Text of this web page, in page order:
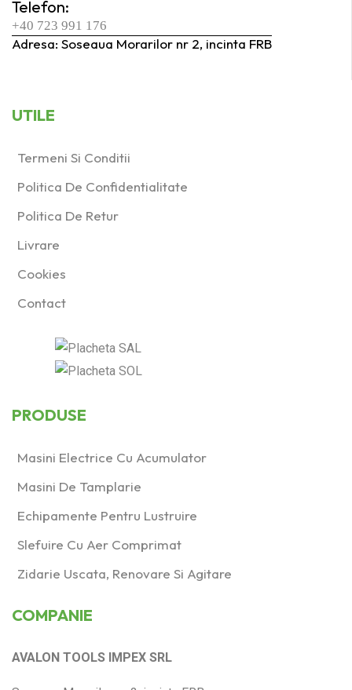
Telefon:
+40 723 991 176
Adresa: Soseaua Morarilor nr 2, incinta FRB
UTILE
Termeni Si Conditii
Politica De Confidentialitate
Politica De Retur
Livrare
Cookies
Contact
PRODUSE
Masini Electrice Cu Acumulator
Masini De Tamplarie
Echipamente Pentru Lustruire
Slefuire Cu Aer Comprimat
Zidarie Uscata, Renovare Si Agitare
COMPANIE
AVALON TOOLS IMPEX SRL